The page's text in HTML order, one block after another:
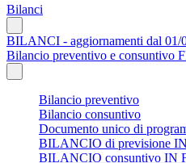
Bilanci
BILANCI - aggiornamenti dal 01/
Bilancio preventivo e consuntivo
Bilancio preventivo
Bilancio consuntivo
Documento unico di
BILANCIO di previsione
BILANCIO consuntivo IN